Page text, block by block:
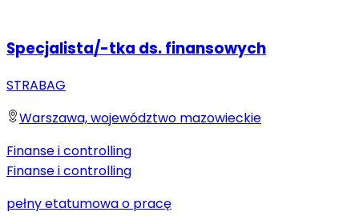
Specjalista/-tka ds. finansowych
STRABAG
Warszawa, województwo mazowieckie
Finanse i controlling
Finanse i controlling
pełny etatumowa o pracę